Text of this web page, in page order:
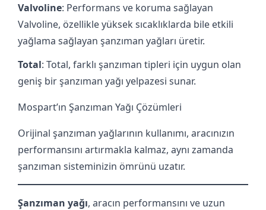
Valvoline: Performans ve koruma sağlayan
Valvoline, özellikle yüksek sıcaklıklarda bile etkili
yağlama sağlayan şanzıman yağları üretir.
Total: Total, farklı şanzıman tipleri için uygun olan
geniş bir şanzıman yağı yelpazesi sunar.
Mospart’ın Şanzıman Yağı Çözümleri
Orijinal şanzıman yağlarının kullanımı, aracınızın
performansını artırmakla kalmaz, aynı zamanda
şanzıman sisteminizin ömrünü uzatır.
Şanzıman yağı, aracın performansını ve uzun